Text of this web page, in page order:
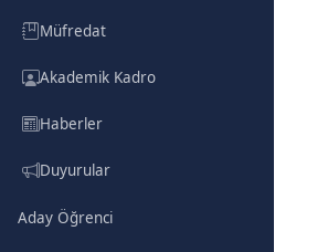
Müfredat
Akademik Kadro
Haberler
Duyurular
Aday Öğrenci